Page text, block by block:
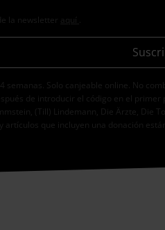
la newsletter
aquí
semanas. Solo canjeable online. No
de introducir el código en el
(Till) Lindemann, Die Ärzte, Die
artículos que incluyen una donación